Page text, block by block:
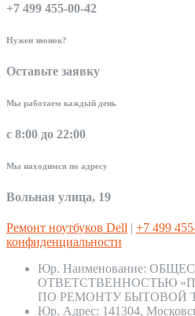
+7 499 455-00-42
Нужен звонок?
Оставьте заявку
Мы работаем каждый день
с 8:00 до 22:00
Мы находимся по адресу
Вольная улица, 19
Ремонт ноутбуков Dell | +7 499
конфиденциальности
Юр. Наименование:
ОТВЕТСТВЕННОСТЬЮ
ПО РЕМОНТУ БЫТОВОЙ
Юр. Адрес: 141304,